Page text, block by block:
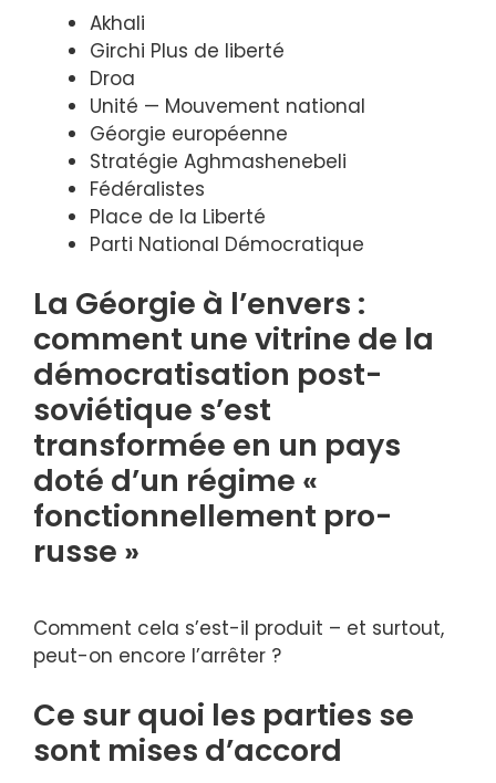
Akhali
Girchi Plus de liberté
Droa
Unité — Mouvement national
Géorgie européenne
Stratégie Aghmashenebeli
Fédéralistes
Place de la Liberté
Parti National Démocratique
La Géorgie à l’envers :
comment une vitrine de la
démocratisation post-
soviétique s’est
transformée en un pays
doté d’un régime «
fonctionnellement pro-
russe »
Comment cela s’est-il produit – et surtout,
peut-on encore l’arrêter ?
Ce sur quoi les parties se
sont mises d’accord